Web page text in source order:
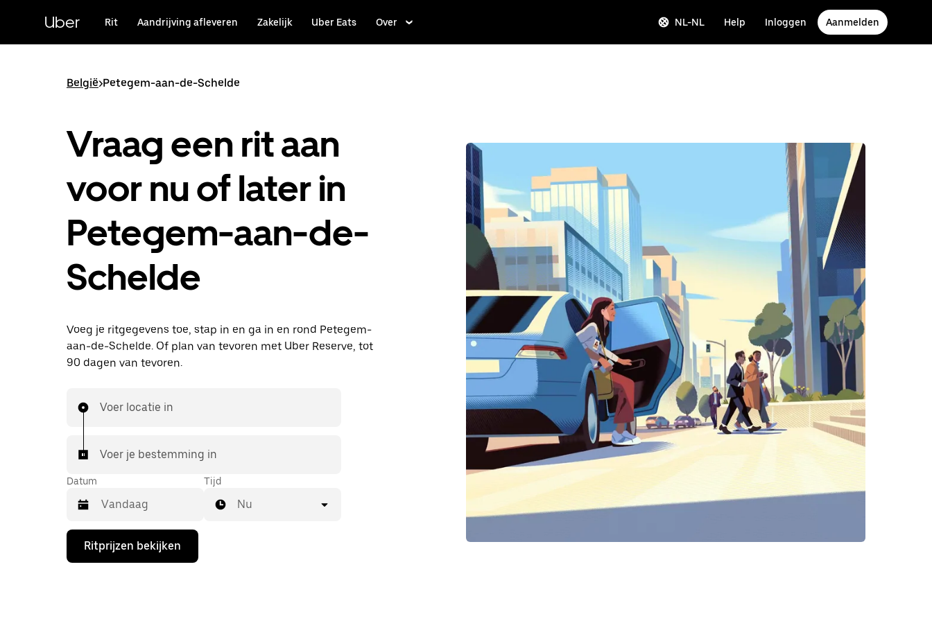
hoofdinhoudUber Rit Aandrijving afleveren Zakelijk Uber Eats Over NL-NL Help Inloggen Aanmelden
België>Petegem-aan-de-Schelde
Vraag een rit aan
voor nu of later in
Petegem-aan-de-
Schelde
Voeg je ritgegevens toe, stap in en ga in en rond Petegem-
aan-de-Schelde. Of plan van tevoren met Uber Reserve, tot
90 dagen van tevoren.
Voer locatie in
Voer je bestemming in
Datum
Druk
de
Tijd
Nu
Ritprijzen bekijken